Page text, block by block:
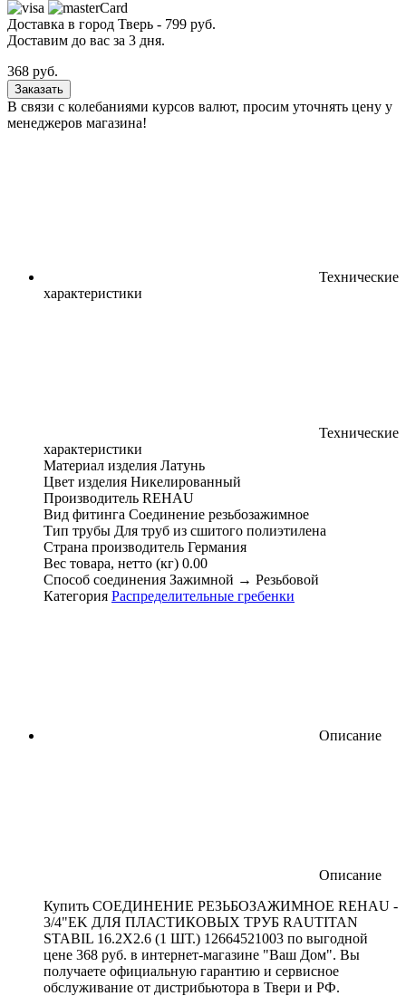
Доставка в город Тверь - 799 руб.
Доставим до вас за 3 дня.
368 руб.
Заказать
В связи с колебаниями курсов валют, просим уточнять цену у
менеджеров магазина!
Технические
характеристики
Технические
характеристики
Материал изделия Латунь
Цвет изделия Никелированный
Производитель REHAU
Вид фитинга Соединение резьбозажимное
Тип трубы Для труб из сшитого полиэтилена
Страна производитель Германия
Вес товара, нетто (кг) 0.00
Способ соединения Зажимной → Резьбовой
Категория Распределительные гребенки
Описание
Описание
Купить СОЕДИНЕНИЕ РЕЗЬБОЗАЖИМНОЕ REHAU -
3/4"EK ДЛЯ ПЛАСТИКОВЫХ ТРУБ RAUTITAN
STABIL 16.2X2.6 (1 ШТ.) 12664521003 по выгодной
цене 368 руб. в интернет-магазине "Ваш Дом". Вы
получаете официальную гарантию и сервисное
обслуживание от дистрибьютора в Твери и РФ.